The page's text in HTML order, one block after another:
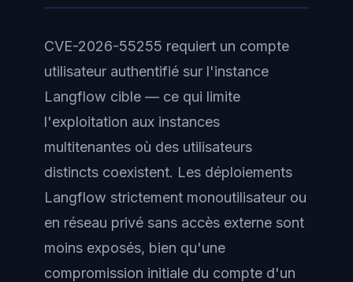
CVE-2026-55255 requiert un compte
utilisateur authentifié sur l'instance
Langflow cible — ce qui limite
l'exploitation aux instances
multitenantes où des utilisateurs
distincts coexistent. Les déploiements
Langflow strictement monoutilisateur ou
en réseau privé sans accès externe sont
moins exposés, bien qu'une
compromission initiale du compte d'un